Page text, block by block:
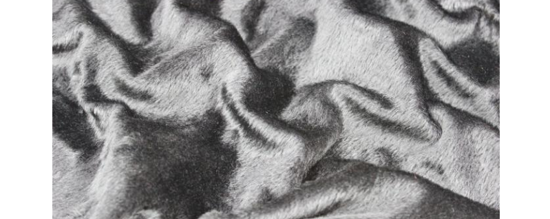
SOUMETTRE